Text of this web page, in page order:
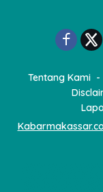
Tentang Kami